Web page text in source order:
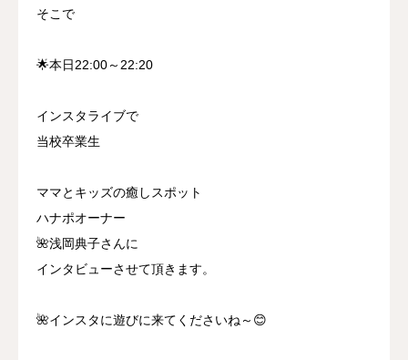
そこで
🌟本日22:00～22:20
インスタライブで
当校卒業生
ママとキッズの癒しスポット
ハナポオーナー
🌺浅岡典子さんに
インタビューさせて頂きます。
🌺インスタに遊びに来てくださいね～😊